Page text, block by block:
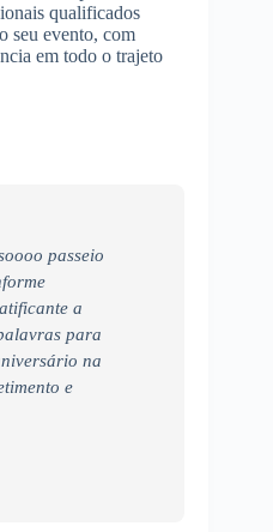
qualificados
seu evento, com
em todo o trajeto
passeio
a
para
na
e